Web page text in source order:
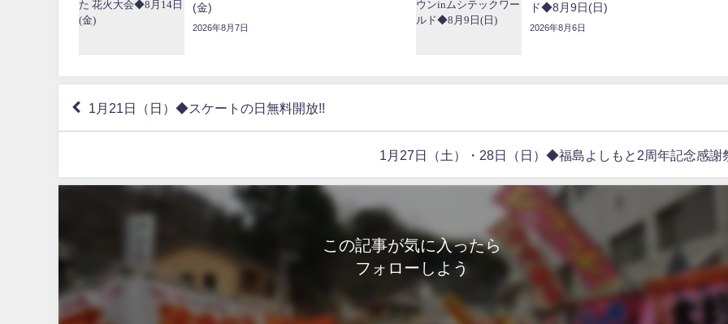
(金)
2026年8月7日
ド◆8月9日(日)
2026年8月6日
1月21日（日）◆スケートの日無料開放!!
1月27日（土）・28日（日）◆福島よしもと2周年記念感謝
この記事が気に入ったら
フォローしよう